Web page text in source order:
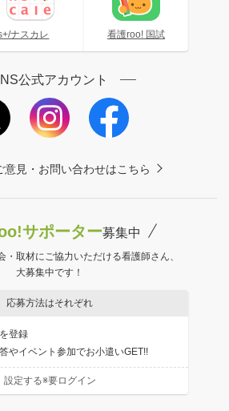
ナスカレ 看護roo! 国試
公式アカウント
意見・お問い合わせはこちら
サポーター募集中
・取材にご協力いただける看護師さん、
大募集中です！
応募方法はそれぞれ
登録
やイベント参加でお小遣いGET!!
設定する※要ログイン